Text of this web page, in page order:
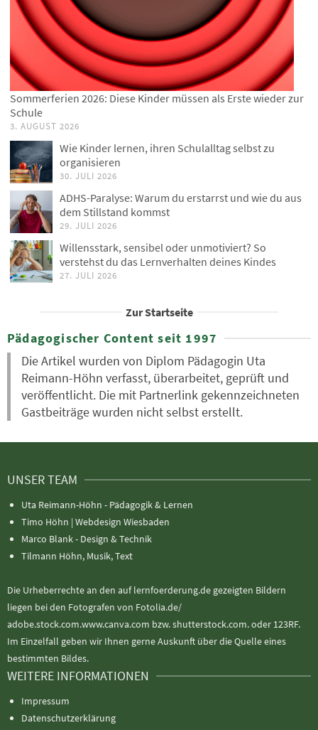
Sommerferien 2026: Diese Kinder müssen als Erste wieder zur
Schule
3. AUGUST 2026
Wie Kinder lernen, ihren Schulalltag selbst zu
organisieren
30. JULI 2026
ADHS-Paralyse: Warum du erstarrst und wie du aus
dem Stillstand kommst
29. JULI 2026
Willensstark, sensibel oder unmotiviert? So
verstehst du das Lernverhalten deines Kindes
27. JULI 2026
Zur Startseite
Pädagogischer Content seit 1997
Die Artikel wurden von Diplom Pädagogin Uta
Reimann-Höhn verfasst, überarbeitet, geprüft und
veröffentlicht. Die mit Partnerlink gekennzeichneten
Gastbeiträge wurden nicht selbst erstellt.
UNSER TEAM
Uta Reimann-Höhn - Pädagogik & Lernen
Timo Höhn | Webdesign Wiesbaden
Marco Blank - Design & Technik
Tilmann Höhn, Musik, Text
Die Urheberrechte an den auf lernfoerderung.de gezeigten Bildern
liegen bei den Fotografen von Fotolia.de/
adobe.stock.com.www.canva.com bzw. shutterstock.com. oder 123RF.
Im Einzelfall geben wir Ihnen gerne Auskunft über die Quelle eines
bestimmten Bildes.
WEITERE INFORMATIONEN
Impressum
Datenschutzerklärung